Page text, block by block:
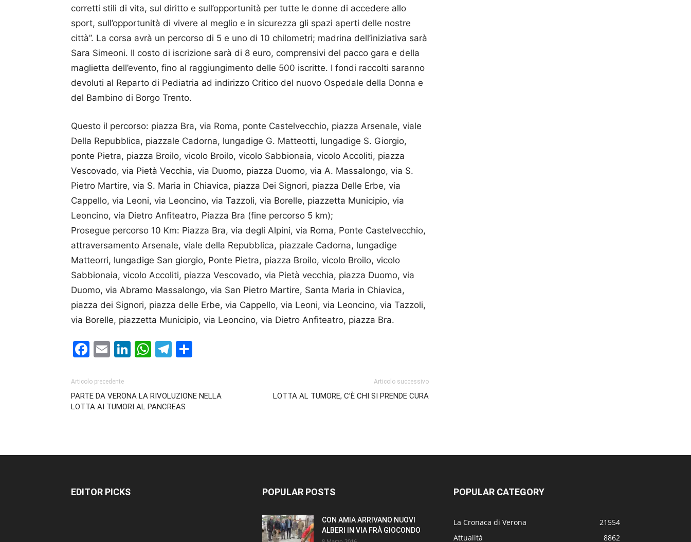
corretti stili di vita, sul diritto e sull’opportunità per tutte le donne di accedere allo
sport, sull’opportunità di vivere al meglio e in sicurezza gli spazi aperti delle nostre
città”. La corsa avrà un percorso di 5 e uno di 10 chilometri; madrina dell’iniziativa sarà
Sara Simeoni. Il costo di iscrizione sarà di 8 euro, comprensivi del pacco gara e della
maglietta dell’evento, fino al raggiungimento delle 500 iscritte. I fondi raccolti saranno
devoluti al Reparto di Pediatria ad indirizzo Critico del nuovo Ospedale della Donna e
del Bambino di Borgo Trento.
Questo il percorso: piazza Bra, via Roma, ponte Castelvecchio, piazza Arsenale, viale
Della Repubblica, piazzale Cadorna, lungadige G. Matteotti, lungadige S. Giorgio,
ponte Pietra, piazza Broilo, vicolo Broilo, vicolo Sabbionaia, vicolo Accoliti, piazza
Vescovado, via Pietà Vecchia, via Duomo, piazza Duomo, via A. Massalongo, via S.
Pietro Martire, via S. Maria in Chiavica, piazza Dei Signori, piazza Delle Erbe, via
Cappello, via Leoni, via Leoncino, via Tazzoli, via Borelle, piazzetta Municipio, via
Leoncino, via Dietro Anfiteatro, Piazza Bra (fine percorso 5 km);
Prosegue percorso 10 Km: Piazza Bra, via degli Alpini, via Roma, Ponte Castelvecchio,
attraversamento Arsenale, viale della Repubblica, piazzale Cadorna, lungadige
Matteorri, lungadige San giorgio, Ponte Pietra, piazza Broilo, vicolo Broilo, vicolo
Sabbionaia, vicolo Accoliti, piazza Vescovado, via Pietà vecchia, piazza Duomo, via
Duomo, via Abramo Massalongo, via San Pietro Martire, Santa Maria in Chiavica,
piazza dei Signori, piazza delle Erbe, via Cappello, via Leoni, via Leoncino, via Tazzoli,
via Borelle, piazzetta Municipio, via Leoncino, via Dietro Anfiteatro, piazza Bra.
Facebook
EmailLinkedIn
WhatsApp
Telegram
Articolo precedente
PARTE DA VERONA LA RIVOLUZIONE NELLA
LOTTA AI TUMORI AL PANCREAS
Articolo successivo
LOTTA AL TUMORE, C’È CHI SI PRENDE CURA
EDITOR PICKS POPULAR POSTS
CON AMIA ARRIVANO NUOVI
ALBERI IN VIA FRÀ GIOCONDO
POPULAR CATEGORY
La Cronaca di Verona
21554
Attualità
8862